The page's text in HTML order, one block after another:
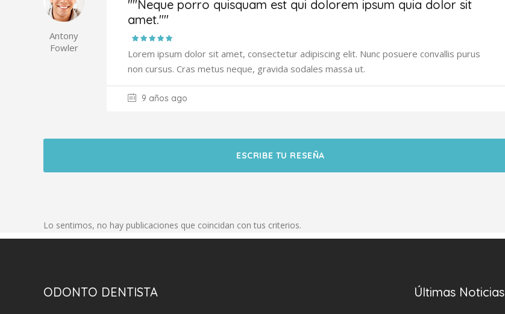
Antony
Fowler
""Neque porro quisquam est qui dolorem ipsum quia dolor sit
amet.""
Lorem ipsum dolor sit amet, consectetur adipiscing elit. Nunc posuere convallis purus
non cursus. Cras metus neque, gravida sodales massa ut.
9 años ago
ESCRIBE TU RESEÑA
Lo sentimos, no hay publicaciones que coincidan con tus criterios.
ODONTO DENTISTA Últimas Noticias